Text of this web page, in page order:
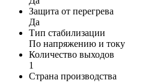
Защита от перегрева
Да
Тип стабилизации
По напряжению и току
Количество выходов
1
Страна производства